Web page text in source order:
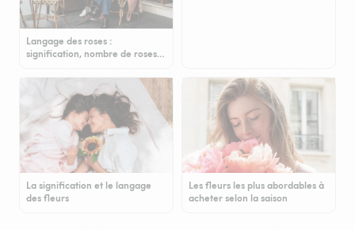
Langage des roses :
signification, nombre de roses…
La signification et le langage
des fleurs
Les fleurs les plus abordables à
acheter selon la saison